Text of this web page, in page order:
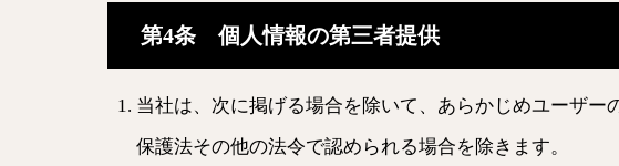
第4条 個人情報の第三者提供
当社は、次に掲げる場合を除いて、あらかじめユーザ
保護法その他の法令で認められる場合を除きます。